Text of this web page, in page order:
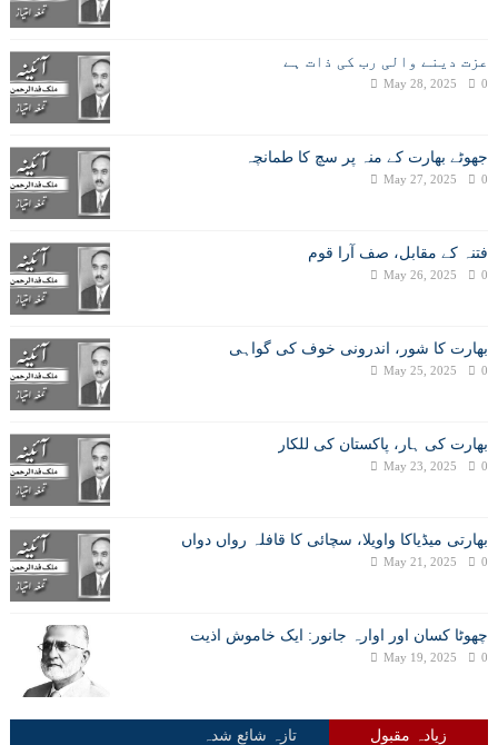
عزت دینے والی رب کی ذات ہے
May 28, 2025 0
جھوٹے بھارت کے منہ پر سچ کا طمانچہ
May 27, 2025 0
فتنہ کے مقابل، صف آرا قوم
May 26, 2025 0
بھارت کا شور، اندرونی خوف کی گواہی
May 25, 2025 0
بھارت کی ہار، پاکستان کی للکار
May 23, 2025 0
بھارتی میڈیاکا واویلا، سچائی کا قافلہ رواں دواں
May 21, 2025 0
چھوٹا کسان اور اوارہ جانور: ایک خاموش اذیت
May 19, 2025 0
زیادہ مقبول تازہ شائع شدہ